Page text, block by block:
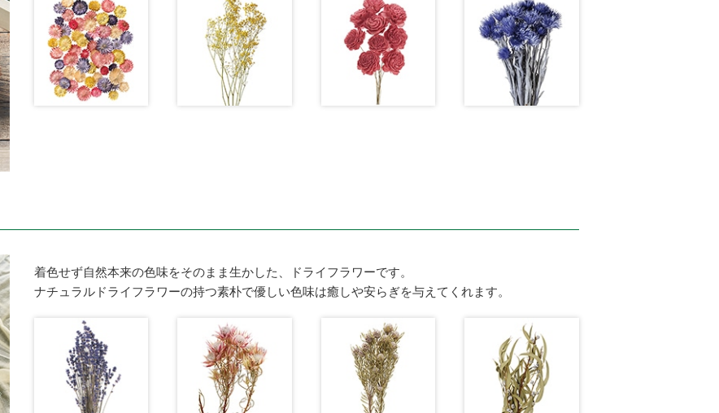
着色せず自然本来の色味をそのまま生かした、ドライフラワーです。
ナチュラルドライフラワーの持つ素朴で優しい色味は癒しや安らぎを与えてくれます。